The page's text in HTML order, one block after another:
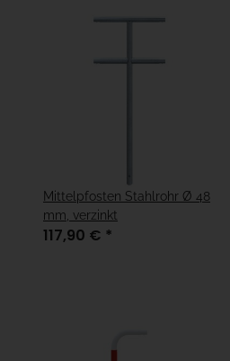
Mittelpfosten Stahlrohr Ø 48
mm, verzinkt
117,90 € *